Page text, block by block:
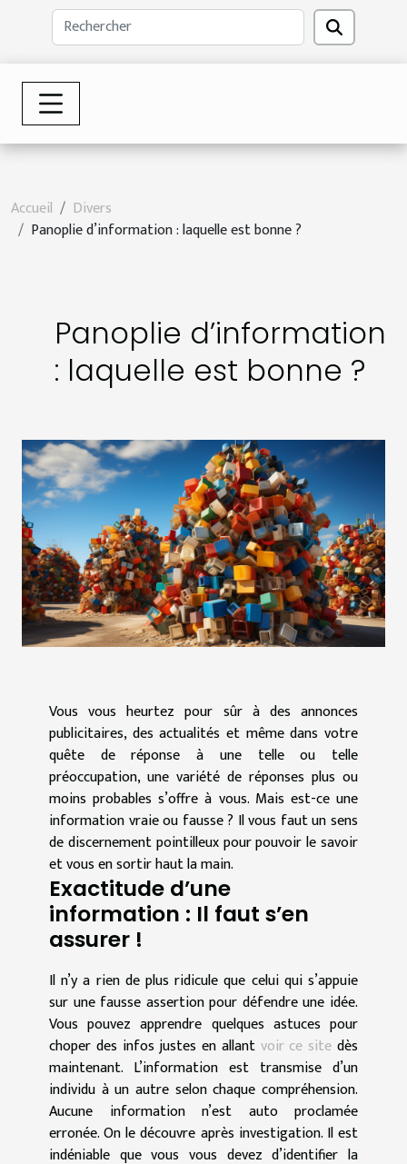
Accueil
Divers
Panoplie d’information : laquelle est bonne ?
Panoplie d’information
: laquelle est bonne ?
Vous vous heurtez pour sûr à des annonces
publicitaires, des actualités et même dans votre
quête de réponse à une telle ou telle
préoccupation, une variété de réponses plus ou
moins probables s’offre à vous. Mais est-ce une
information vraie ou fausse ? Il vous faut un sens
de discernement pointilleux pour pouvoir le savoir
et vous en sortir haut la main.
Exactitude d’une
information : Il faut s’en
assurer !
Il n’y a rien de plus ridicule que celui qui s’appuie
sur une fausse assertion pour défendre une idée.
Vous pouvez apprendre quelques astuces pour
choper des infos justes en allant voir ce site dès
maintenant. L’information est transmise d’un
individu à un autre selon chaque compréhension.
Aucune information n’est auto proclamée
erronée. On le découvre après investigation. Il est
indéniable que vous vous devez d’identifier la